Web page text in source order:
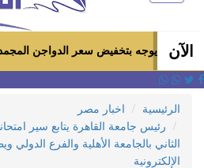
navigation
الآن
سعر الدواجن المجمدة إلى 100 جنيه للكيلو بالمجمعات الاستهلاكية ومعارض «أهلاً رمضان»
الرئيسية
اخبار مصر
رئيس جامعة القاهرة يتابع سير
الثاني بالجامعة الأهلية والفرع الدولي
الإلكترونية